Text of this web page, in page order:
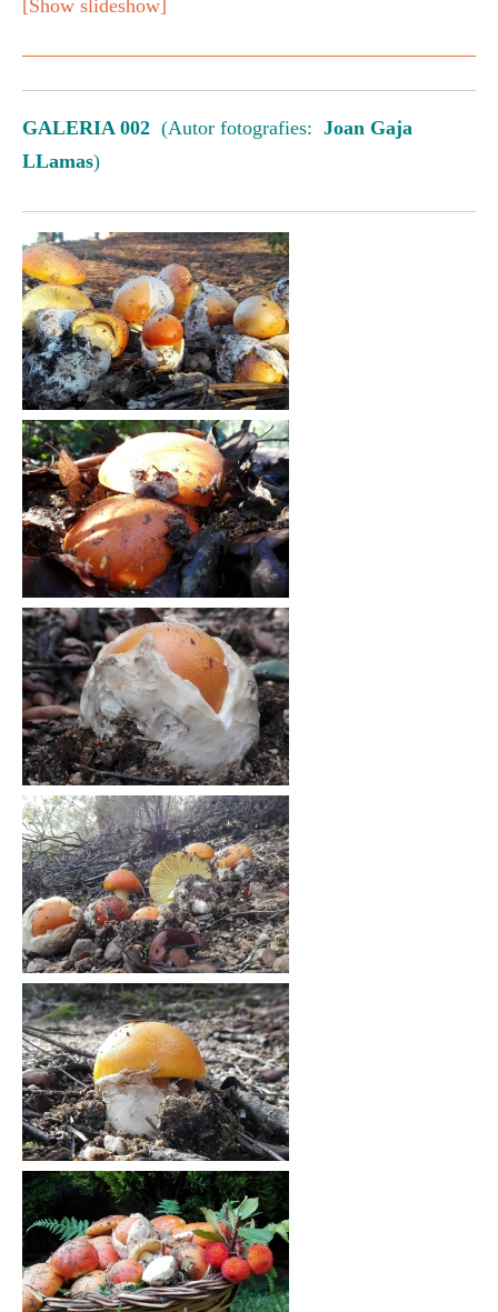
[Show slideshow]
GALERIA 002 (Autor fotografies: Joan Gaja
LLamas)